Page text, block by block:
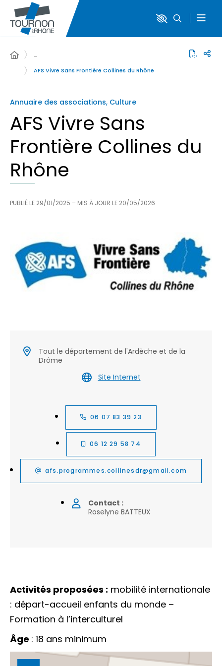
…
AFS Vivre Sans Frontière Collines du Rhône
Annuaire des associations, Culture
AFS Vivre Sans
Frontière Collines du
Rhône
PUBLIÉ LE 29/01/2025 – MIS À JOUR LE 20/05/2026
Tout le département de l'Ardèche et de la
Drôme
Site Internet
06 07 83 39 23
06 12 29 58 74
afs.programmes.collinesdr@gmail.com
Contact :
Roselyne BATTEUX
Activités proposées : mobilité internationale
: départ-accueil enfants du monde –
Formation à l’interculturel
Âge : 18 ans minimum